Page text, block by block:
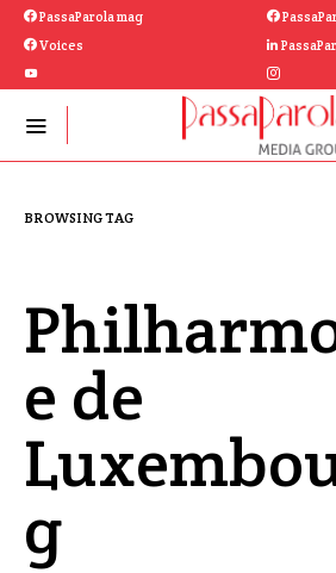
PassaParola mag
Voices
BROWSING TAG
e de
g